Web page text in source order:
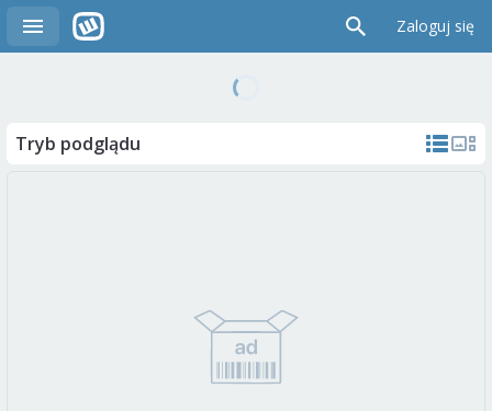
Zaloguj się
Tryb podglądu